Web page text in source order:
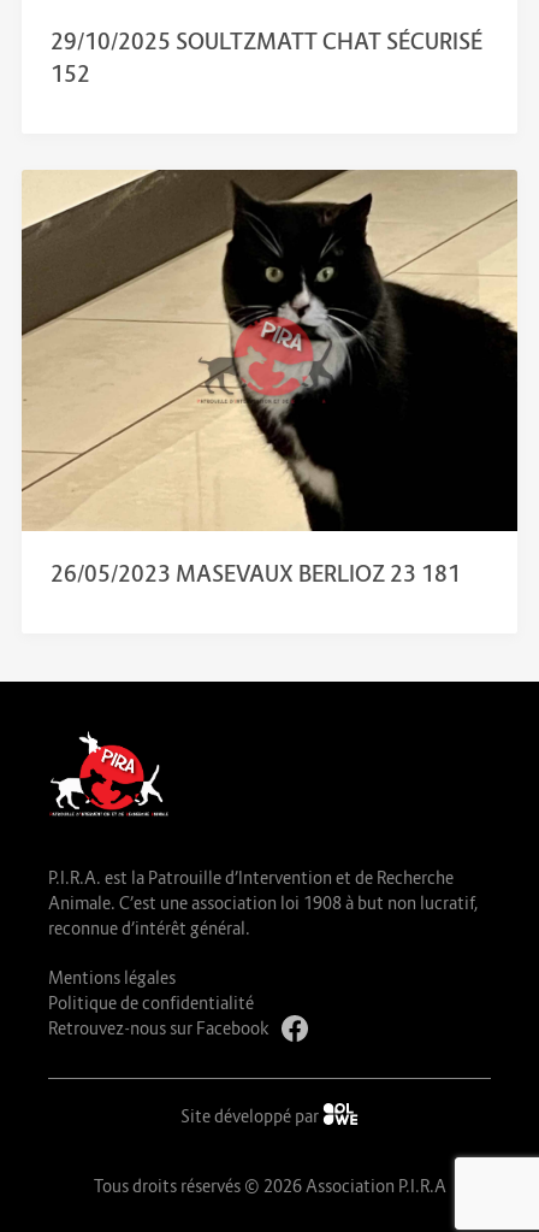
29/10/2025 SOULTZMATT CHAT SÉCURISÉ
152
26/05/2023 MASEVAUX BERLIOZ 23 181
P.I.R.A. est la Patrouille d’Intervention et de Recherche
Animale. C’est une association loi 1908 à but non lucratif,
reconnue d’intérêt général.
Mentions légales
Politique de confidentialité
Retrouvez-nous sur Facebook
Site développé par
Tous droits réservés © 2026 Association P.I.R.A